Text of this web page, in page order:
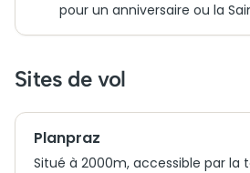
pour un anniversaire ou la
Sites de vol
Planpraz
Situé à 2000m, accessible par la